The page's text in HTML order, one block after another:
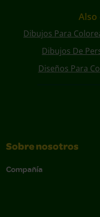
Dibujos Para
Dibujos De
Diseños Para
Sobre nosotros
Compañía